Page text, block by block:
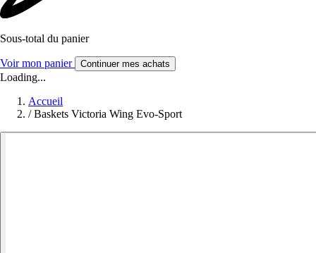
Sous-total du panier
Voir mon panier Continuer mes achats
Loading...
Accueil
/ Baskets Victoria Wing Evo-Sport